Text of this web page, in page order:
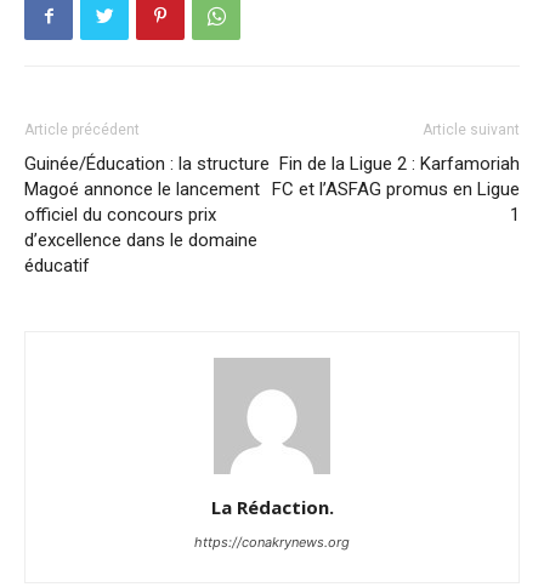
Article précédent
Guinée/Éducation : la structure
Magoé annonce le lancement
officiel du concours prix
d’excellence dans le domaine
éducatif
Article suivant
Fin de la Ligue 2 : Karfamoriah
FC et l’ASFAG promus en Ligue
1
La Rédaction.
https://conakrynews.org